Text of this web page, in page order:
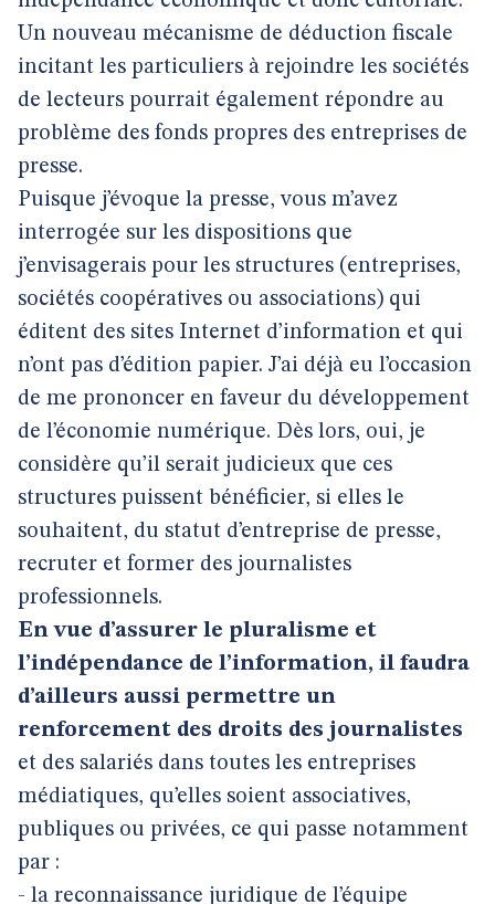
Un nouveau mécanisme de déduction fiscale
incitant les particuliers à rejoindre les sociétés
de lecteurs pourrait également répondre au
problème des fonds propres des entreprises de
presse.
Puisque j’évoque la presse, vous m’avez
interrogée sur les dispositions que
j’envisagerais pour les structures (entreprises,
sociétés coopératives ou associations) qui
éditent des sites Internet d’information et qui
n’ont pas d’édition papier. J’ai déjà eu l’occasion
de me prononcer en faveur du développement
de l’économie numérique. Dès lors, oui, je
considère qu’il serait judicieux que ces
structures puissent bénéficier, si elles le
souhaitent, du statut d’entreprise de presse,
recruter et former des journalistes
professionnels.
En vue d’assurer le pluralisme et
l’indépendance de l’information, il faudra
d’ailleurs aussi permettre un
renforcement des droits des journalistes
et des salariés dans toutes les entreprises
médiatiques, qu’elles soient associatives,
publiques ou privées, ce qui passe notamment
par :
- la reconnaissance juridique de l’équipe